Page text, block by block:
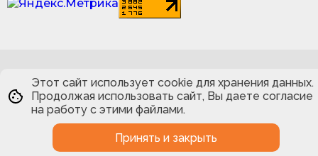
Этот сайт использует cookie для хранения данных.
Продолжая использовать сайт, Вы даете согласие
на работу с этими файлами.
Принять и закрыть